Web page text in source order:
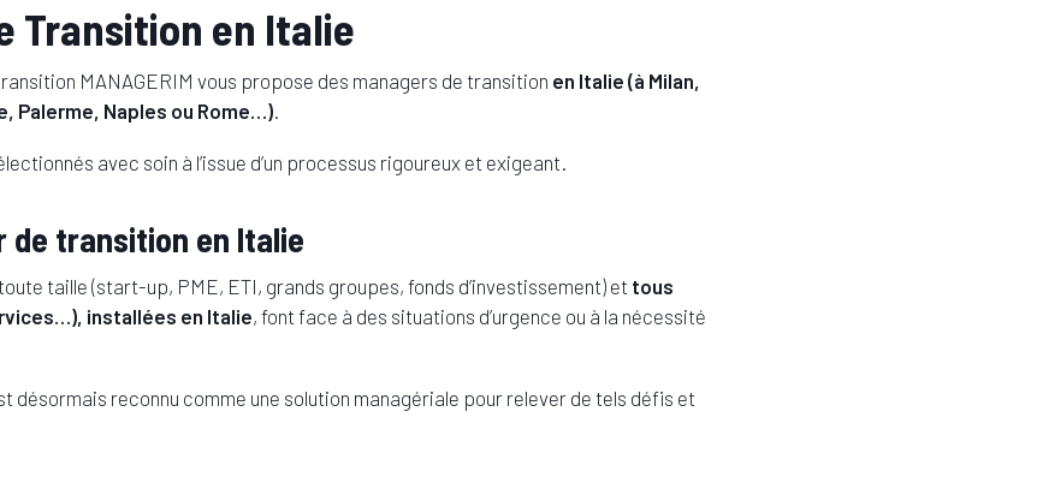
Transition en Italie
MANAGERIM vous propose des managers de transition en Italie (à Milan,
Palerme, Naples ou Rome…)
avec soin à l’issue d’un processus rigoureux et exigeant.
de transition en Italie
taille (start-up, PME, ETI, grands groupes, fonds d’investissement) et tous
installées en Italie, font face à des situations d’urgence ou à la nécessité
désormais reconnu comme une solution managériale pour relever de tels défis et